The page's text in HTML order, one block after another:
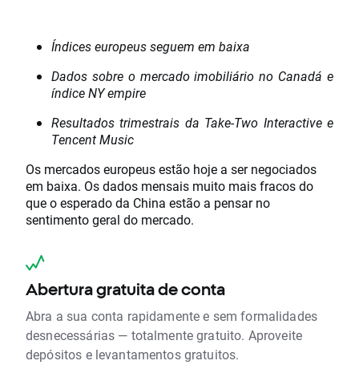
Índices europeus seguem em baixa
Dados sobre o mercado imobiliário no Canadá e
índice NY empire
Resultados trimestrais da Take-Two Interactive e
Tencent Music
Os mercados europeus estão hoje a ser negociados
em baixa. Os dados mensais muito mais fracos do
que o esperado da China estão a pensar no
sentimento geral do mercado.
Abertura gratuita de conta
Abra a sua conta rapidamente e sem formalidades
desnecessárias — totalmente gratuito. Aproveite
depósitos e levantamentos gratuitos.